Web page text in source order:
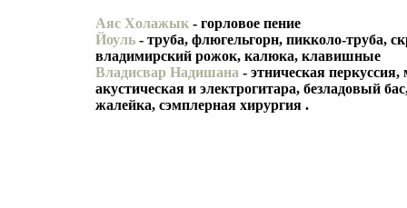
Аяс Холажык - горловое пение
Йоуль - труба, флюгельгорн, пикколо-труба,
владимирский рожок, калюка, клавишные
Владисвар Надишана - этническая перкуссия,
акустическая и электрогитара, безладовый
жалейка, сэмплерная хирургия .